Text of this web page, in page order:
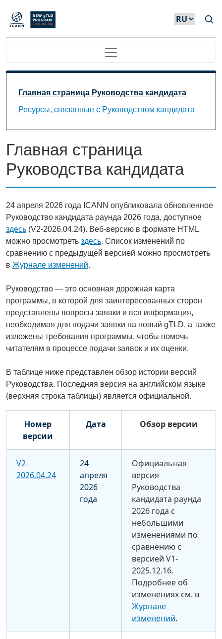
Skip to main content
Main navigation
Главная страница
Руководства кандидата
24 апреля 2026 года ICANN опубликовала обновленное
Руководство кандидата раунда 2026 года, доступное
здесь (V2-2026.04.24). Веб-версию в формате HTML
можно просмотреть здесь. Список изменений по
сравнению с предыдущей версией можно просмотреть
в Журнале изменений.
Руководство — это основная дорожная карта
программы, в которой для заинтересованных сторон
представлены вопросы заявки и вся информация,
необходимая для подачи заявки на новый gTLD, а также
изложены требования программы, чтобы помочь
читателям в процессе подачи заявок и их оценки.
В таблице ниже представлен обзор истории версий
Руководства. Последняя версия на английском языке
(верхняя строка таблицы) является официальной.
Номер
версии
Дата Обзор версии
V2-
2026.04.24
24
апреля
2026
года
Официальная
версия
Руководства
кандидата раунда
2026 года с
небольшими
изменениями по
сравнению с
версией V1-
2025.12.16.
Подробнее об
изменениях см. в
Журнале
изменений.
Главная страница Руководства кандидата
Ресурсы, связанные с Руководством кандидата